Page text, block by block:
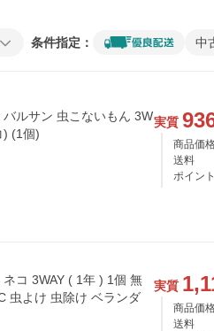
条件指定： 中
ネコ) (1個)
実質
商品価
送料
ポイント
コ 3WAY ( 1年 ) 1個 無
虫よけ 虫除け ベランダ
実質
商品価
送料